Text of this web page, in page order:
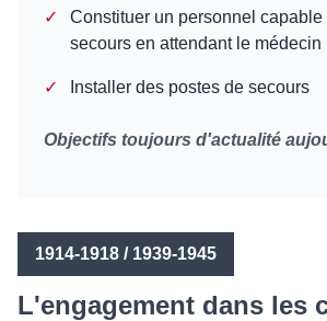
✓
Constituer un personnel
secours en attendant le médecin
✓ Installer des postes de secours
Objectifs toujours d'actualité
1914-1918 / 1939-1945
L'engagement dans les